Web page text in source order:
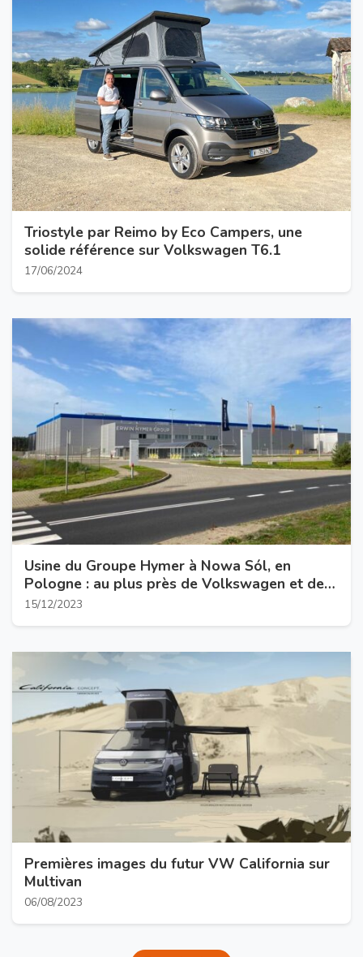
Triostyle par Reimo by Eco Campers, une
solide référence sur Volkswagen T6.1
17/06/2024
Usine du Groupe Hymer à Nowa Sól, en
Pologne : au plus près de Volkswagen et de
Stellantis
15/12/2023
Premières images du futur VW California sur
Multivan
06/08/2023